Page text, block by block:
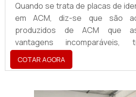
Quando se trata de placas de
em ACM, diz-se que são
produzidos de ACM que
vantagens incomparáveis,
aplicabilidade em atestar a
de uma marca, sendo
dentre vários outros
COTAR AGORA